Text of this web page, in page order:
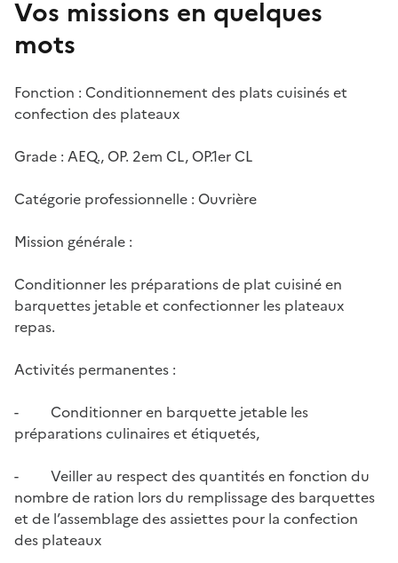
Vos missions en quelques
mots
Fonction : Conditionnement des plats cuisinés et
confection des plateaux
Grade : AEQ., OP. 2em CL, OP.1er CL
Catégorie professionnelle : Ouvrière
Mission générale :
Conditionner les préparations de plat cuisiné en
barquettes jetable et confectionner les plateaux
repas.
Activités permanentes :
- Conditionner en barquette jetable les
préparations culinaires et étiquetés,
- Veiller au respect des quantités en fonction du
nombre de ration lors du remplissage des barquettes
et de l’assemblage des assiettes pour la confection
des plateaux